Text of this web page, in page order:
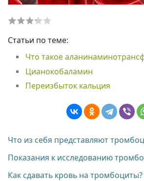
Статьи по теме:
Что такое
Цианокобаламин
Переизбыток кальция
Что из себя представляют
Показания к исследованию
Как сдавать кровь на тромбоциты?